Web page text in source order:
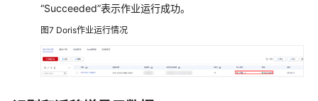
“Succeeded”表示作业运行成功。
图7 Doris作业运行情况